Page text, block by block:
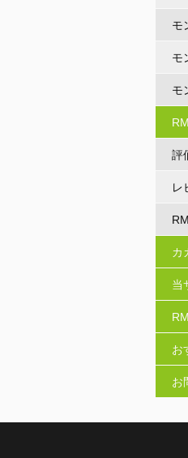
3
モ
3
モ
3
モ
3
評
レ
カ
当
お
お